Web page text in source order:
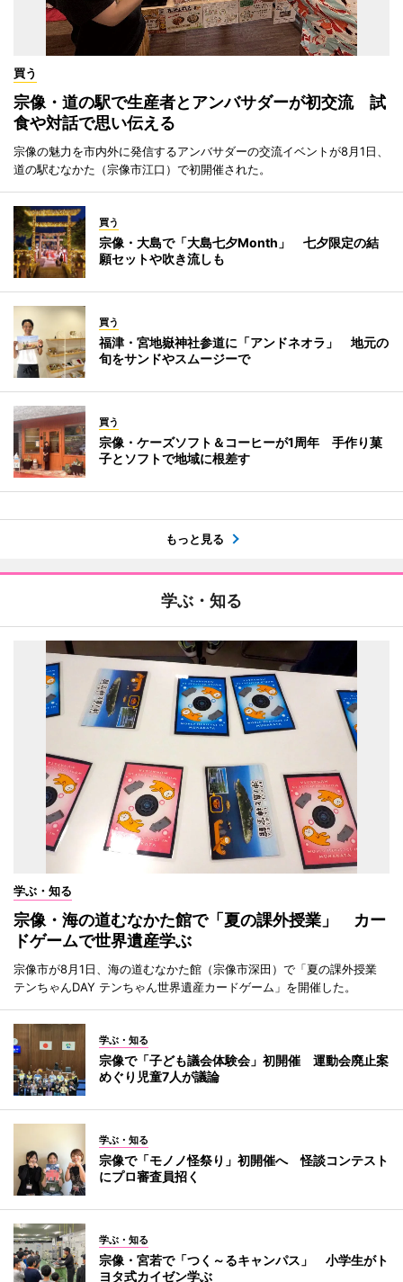
買う
宗像・道の駅で生産者とアンバサダーが初交流 試
食や対話で思い伝える
宗像の魅力を市内外に発信するアンバサダーの交流イベントが8月1日、
道の駅むなかた（宗像市江口）で初開催された。
買う
宗像・大島で「大島七夕Month」 七夕限定の結
願セットや吹き流しも
買う
福津・宮地嶽神社参道に「アンドネオラ」 地元の
旬をサンドやスムージーで
買う
宗像・ケーズソフト＆コーヒーが1周年 手作り菓
子とソフトで地域に根差す
もっと見る
学ぶ・知る
学ぶ・知る
宗像・海の道むなかた館で「夏の課外授業」 カー
ドゲームで世界遺産学ぶ
宗像市が8月1日、海の道むなかた館（宗像市深田）で「夏の課外授業
テンちゃんDAY テンちゃん世界遺産カードゲーム」を開催した。
学ぶ・知る
宗像で「子ども議会体験会」初開催 運動会廃止案
めぐり児童7人が議論
学ぶ・知る
宗像で「モノノ怪祭り」初開催へ 怪談コンテスト
にプロ審査員招く
学ぶ・知る
宗像・宮若で「つく～るキャンパス」 小学生がト
ヨタ式カイゼン学ぶ